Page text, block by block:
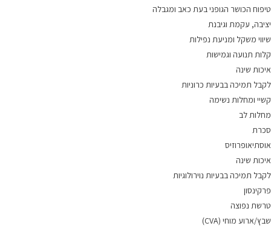
טיפוח הכושר הגופני בעת כאב ומגבלה
יציבה, עקמת וגיבנת
שיווי משקל ומניעת נפילות
קלות תנועה וגמישות
איכות שינה
לקבל תמיכה בבעיות כרוניות
קשיי ומחלות נשימה
מחלות לב
סכרת
אוסתיאופרוזיס
איכות שינה
לקבל תמיכה בבעיות נוירולוגיות
פרקינסון
טרשת נפוצה
שבץ/ארוע מוחי (CVA)